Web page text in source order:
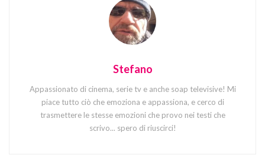
Stefano
Appassionato di cinema, serie tv e anche soap televisive! Mi
piace tutto ciò che emoziona e appassiona, e cerco di
trasmettere le stesse emozioni che provo nei testi che
scrivo... spero di riuscirci!